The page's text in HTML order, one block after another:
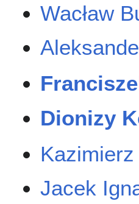
Wacław
Dionizy
Jacek